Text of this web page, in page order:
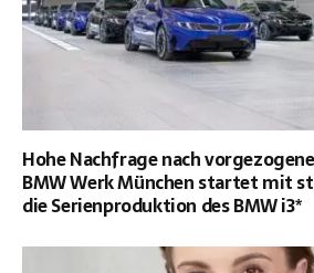
Hohe Nachfrage nach
BMW Werk München startet mit
die Serienproduktion des BMW i3*